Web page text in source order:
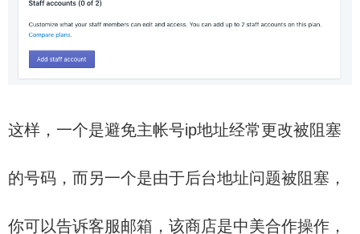
这样，一个是避免主帐号ip地址经常更改被阻塞
的号码，而另一个是由于后台地址问题被阻塞，
你可以告诉客服邮箱，该商店是中美合作操作，